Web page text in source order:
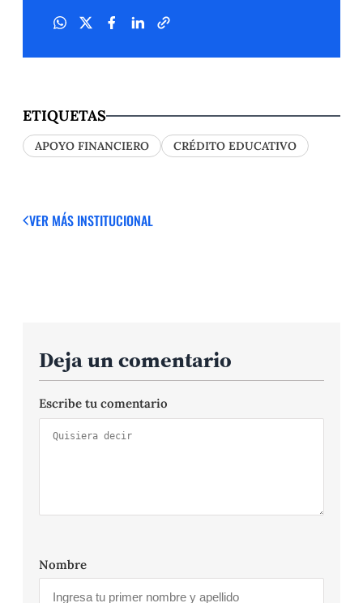
ETIQUETAS
APOYO FINANCIERO CRÉDITO EDUCATIVO
VER MÁS INSTITUCIONAL
Deja un comentario
Escribe tu comentario
Nombre